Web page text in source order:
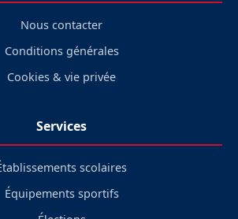
Nous contacter
Conditions générales
Cookies & vie privée
Services
scolaires
Équipements sportifs